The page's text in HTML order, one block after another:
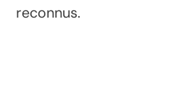
reconnus.